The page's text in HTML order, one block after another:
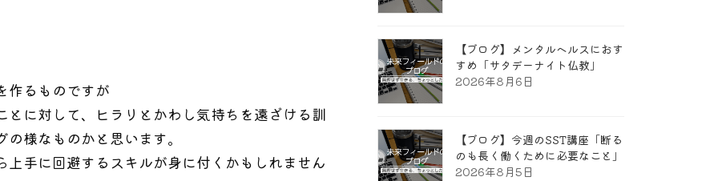
作るものですが
に対して、ヒラリとかわし気持ちを遠ざける訓
様なものかと思います。
手に回避するスキルが身に付くかもしれません
【ブログ】メンタルヘルスにおす
すめ「サタデーナイト仏教」
2026年8月6日
【ブログ】今週のSST講座「断る
のも長く働くために必要なこと」
2026年8月5日